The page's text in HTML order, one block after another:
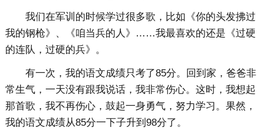
我们在军训的时候学过很多歌，比如《你的头发拂过
我的钢枪》、《咱当兵的人》……我最喜欢的还是《过硬
的连队，过硬的兵》。
有一次，我的语文成绩只考了85分。回到家，爸爸非
常生气，一天没有跟我说话，我非常伤心。这时，我想起
那首歌，我不再伤心，鼓起一身勇气，努力学习。果然，
我的语文成绩从85分一下子升到98分了。